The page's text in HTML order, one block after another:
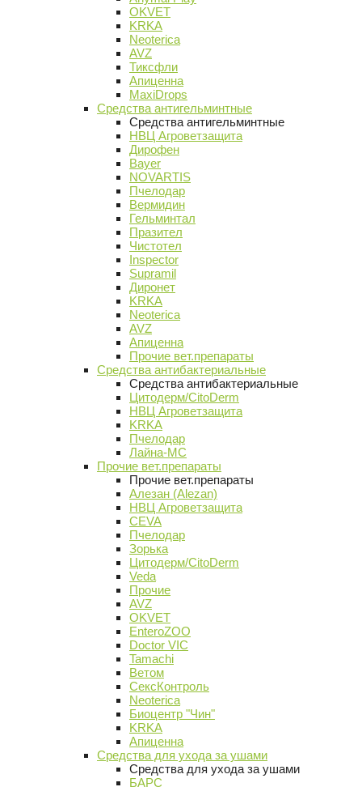
OKVET
KRKA
Neoterica
AVZ
Тиксфли
Апиценна
MaxiDrops
Средства антигельминтные
Средства антигельминтные
НВЦ Агроветзащита
Дирофен
Bayer
NOVARTIS
Пчелодар
Вермидин
Гельминтал
Празител
Чистотел
Inspector
Supramil
Диронет
KRKA
Neoterica
AVZ
Апиценна
Прочие вет.препараты
Средства антибактериальные
Средства антибактериальные
Цитодерм/CitoDerm
НВЦ Агроветзащита
KRKA
Пчелодар
Лайна-МС
Прочие вет.препараты
Прочие вет.препараты
Алезан (Alezan)
НВЦ Агроветзащита
CEVA
Пчелодар
Зорька
Цитодерм/CitoDerm
Veda
Прочие
AVZ
OKVET
EnteroZOO
Doctor VIC
Tamachi
Ветом
СексКонтроль
Neoterica
Биоцентр "Чин"
KRKA
Апиценна
Средства для ухода за ушами
Средства для ухода за ушами
БАРС